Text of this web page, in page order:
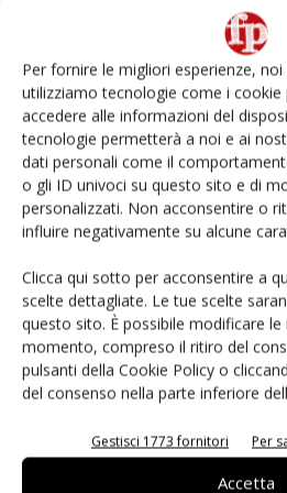
Per fornire le migliori esperienze,
utilizziamo tecnologie come i
accedere alle informazioni del
tecnologie permetterà a noi e ai
dati personali come il
o gli ID univoci su questo sito e di
personalizzati. Non acconsentire o
influire negativamente su alcune
Clicca qui sotto per acconsentire a
scelte dettagliate. Le tue scelte
questo sito. È possibile modificare
momento, compreso il ritiro del
pulsanti della Cookie Policy o
del consenso nella parte inferiore
Gestisci 1773 fornitori Per
Accetta
L’ortofrutta di Extra
Ai #Repartofresh
Non è una susina: è
categoria
Fichidindia, tutto quello
fai da te
Andamento prezzi
2026